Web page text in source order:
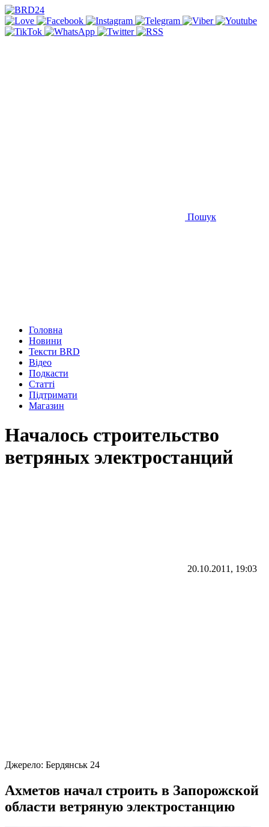
Пошук
Головна
Новини
Тексти BRD
Відео
Подкасти
Статті
Підтримати
Магазин
Началось строительство
ветряных электростанций
20.10.2011, 19:03
Джерело: Бердянськ 24
Ахметов начал строить в Запорожской
области ветряную электростанцию